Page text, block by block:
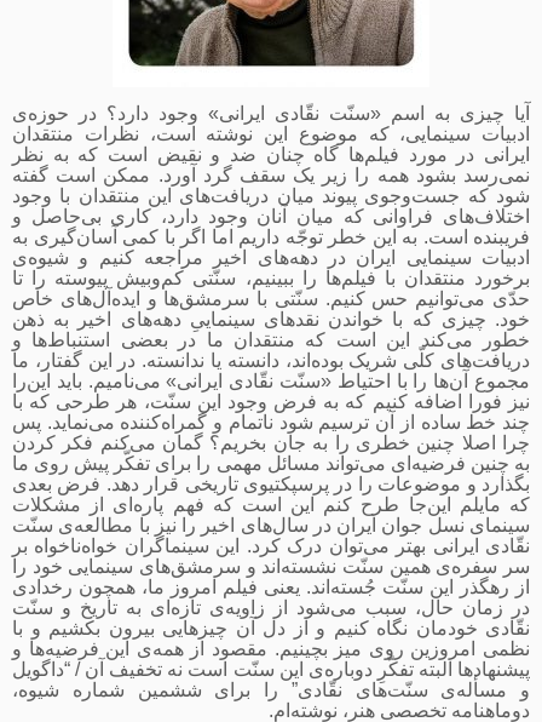
آیا چیزی به اسم «سنّت نقّادی ایرانی» وجود دارد؟ در حوزه‌ی
ادبیات سینمایی، که موضوع این نوشته است، نظرات منتقدان
ایرانی در مورد فیلم‌ها گاه چنان ضد و نقیض است که به نظر
نمی‌رسد بشود همه را زیر یک سقف گرد آورد. ممکن است گفته
شود که جست‌وجوی پیوند میان دریافت‌های این منتقدان با وجود
اختلاف‌های فراوانی که میان آنان وجود دارد، کاری بی‌حاصل و
فریبنده است. به این خطر توجّه داریم اما اگر با کمی آسان‌گیری به
ادبیات سینمایی ایران در دهه‌های اخیر مراجعه کنیم و شیوه‌ی
برخورد منتقدان با فیلم‌ها را ببینیم، سنّتی کم‌وبیش پیوسته را تا
حدّی می‌توانیم حس کنیم. سنّتی با سرمشق‌ها و ایده‌آل‌های خاص
خود. چیزی که با خواندن نقدهای سینماییِ دهه‌های اخیر به ذهن
خطور می‌کند این است که منتقدان ما در بعضی استنباط‌ها و
دریافت‌های کلّی شریک بوده‌اند، دانسته یا ندانسته. در این گفتار، ما
مجموع آن‌ها را با احتیاط «سنّت نقّادی ایرانی» می‌نامیم. باید این‌را
نیز فورا اضافه کنیم که به فرض وجود این سنّت، هر طرحی که با
چند خط ساده از آن ترسیم شود ناتمام و گمراه‌کننده می‌نماید. پس
چرا اصلا چنین خطری را به جان بخریم؟ گمان می‌کنم فکر کردن
به چنین فرضیه‌ای می‌تواند مسائل مهمی را برای تفکّر پیش روی ما
بگذارد و موضوعات را در پرسپکتیوی تاریخی قرار دهد. فرض بعدی
که مایلم این‌جا طرح کنم این است که فهم پاره‌ای از مشکلات
سینمای نسل جوان ایران در سال‌های اخیر را نیز با مطالعه‌ی سنّت
نقّادی ایرانی بهتر می‌توان درک کرد. این سینماگران خواه‌ناخواه بر
سر سفره‌ی همین سنّت نشسته‌اند و سرمشق‌های سینمایی خود را
از رهگذر این سنّت جُسته‌اند. یعنی فیلم امروز ما، همچون رخدادی
در زمان حال، سبب می‌شود از زاویه‌ی تازه‌ای به تاریخ و سنّت
نقّادی خودمان نگاه کنیم و از دل آن چیزهایی بیرون بکشیم و با
نظمی امروزین روی میز بچینیم. مقصود از همه‌ی این فرضیه‌ها و
پیشنهادها البته تفکّرِ دوباره‌ی این سنّت است نه تخفیف آن / “داگویل
و مسأله‌ی سنّت‌های نقّادی” را برای ششمین شماره شیوه،
دوماهنامه تخصصی هنر، نوشته‌ام.